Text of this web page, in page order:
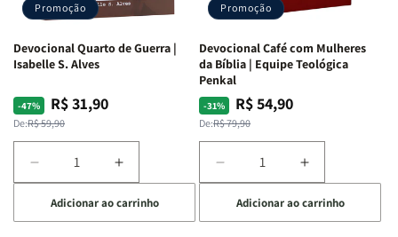
Promoção
Devocional Quarto de Guerra |
Isabelle S. Alves
-47%
Preço
normal
De:R$ 59,90
Preço
promocional
R$ 31,90
Diminuir
a
quantidade
de
Aumentar
a
quantidade
de
Adicionar ao carrinho
Promoção
Devocional Café com Mulheres
da Bíblia | Equipe Teológica
Penkal
-31%
Preço
normal
De:R$ 79,90
Preço
promocional
R$ 54,90
Diminuir
a
quantidade
de
Aumentar
a
quantidade
de
Adicionar ao carrinho